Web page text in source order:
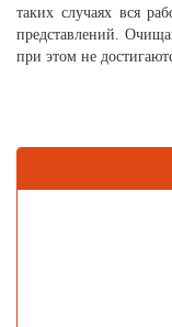
таких случаях вся
представлений.
при этом не